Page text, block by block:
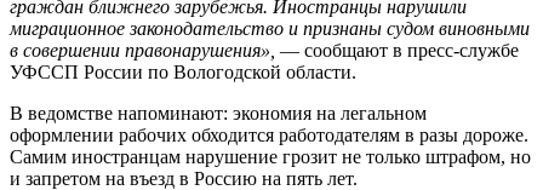
граждан ближнего зарубежья. Иностранцы нарушили
миграционное законодательство и признаны судом виновными
в совершении правонарушения», — сообщают в пресс-службе
УФССП России по Вологодской области.
В ведомстве напоминают: экономия на легальном
оформлении рабочих обходится работодателям в разы дороже.
Самим иностранцам нарушение грозит не только штрафом, но
и запретом на въезд в Россию на пять лет.